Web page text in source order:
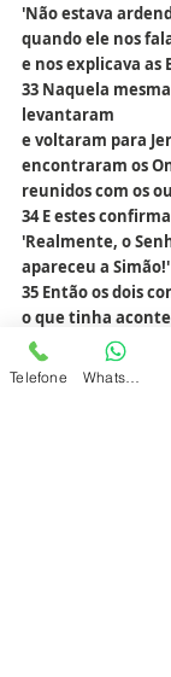
'Não estava
quando ele nos
e nos explicava as
33 Naquela
levantaram
e voltaram para
encontraram os
reunidos com os
34 E estes
'Realmente, o
apareceu a Simão!'
35 Então os dois
o que tinha
e como tinham
o pão.
Telefone